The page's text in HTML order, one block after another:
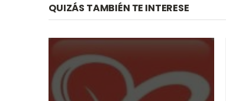
QUIZÁS TAMBIÉN TE INTERESE